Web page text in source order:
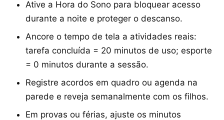
Ative a Hora do Sono para bloquear acesso
durante a noite e proteger o descanso.
Ancore o tempo de tela a atividades reais:
tarefa concluída = 20 minutos de uso; esporte
= 0 minutos durante a sessão.
Registre acordos em quadro ou agenda na
parede e reveja semanalmente com os filhos.
Em provas ou férias, ajuste os minutos